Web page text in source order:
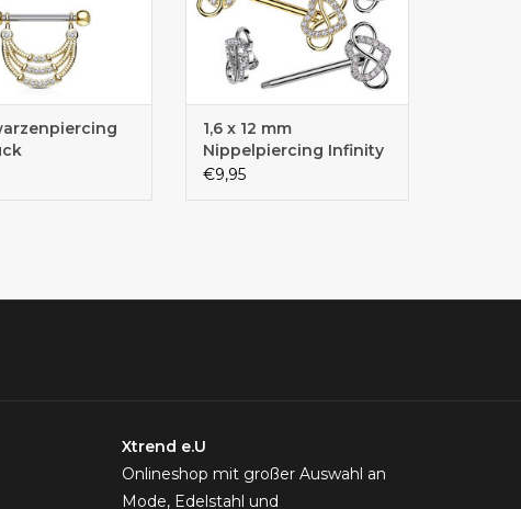
1,6 x 12 mm
Nippelpiercing Infinity
€9,95
Xtrend e.U
Onlineshop mit großer Auswahl an
Mode, Edelstahl und